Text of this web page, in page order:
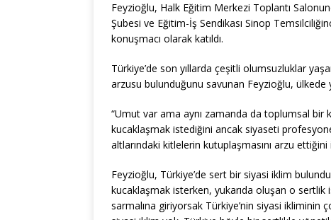
Feyzioğlu, Halk Eğitim Merkezi Toplantı
Şubesi ve Eğitim-İş Sendikası Sinop
konuşmacı olarak katıldı.
Türkiye’de son yıllarda çeşitli olumsuzluklar
arzusu bulunduğunu savunan Feyzioğlu, ülkede
“Umut var ama aynı zamanda da toplumsal bir
kucaklaşmak istediğini ancak siyaseti
altlarındaki kitlelerin kutuplaşmasını arzu ettiğini
Feyzioğlu, Türkiye’de sert bir siyasi iklim
kucaklaşmak isterken, yukarıda oluşan o
sarmalına giriyorsak Türkiye’nin siyasi ikliminin